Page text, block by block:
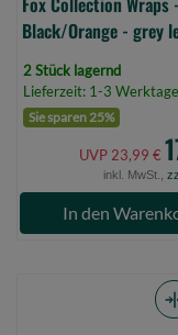
Black/Orange - grey
2 Stück lagernd
Lieferzeit: 1-3 Werktage
Sie sparen 25%
UVP 23,99 €
inkl. MwSt.,
In den